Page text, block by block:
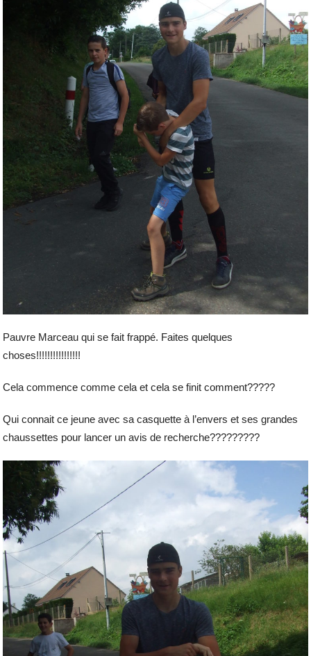
Pauvre Marceau qui se fait frappé. Faites quelques
choses!!!!!!!!!!!!!!!!
Cela commence comme cela et cela se finit comment?????
Qui connait ce jeune avec sa casquette à l’envers et ses grandes
chaussettes pour lancer un avis de recherche?????????